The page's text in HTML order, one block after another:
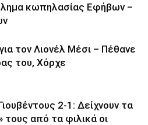
κωπηλασίας Εφήβων –
τον Λιονέλ Μέσι – Πέθανε
του, Χόρχε
2-1: Δείχνουν τα
τους από τα φιλικά οι